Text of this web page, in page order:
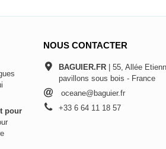
pour
NOUS CONTACTER
BAGUIER.FR| 55, Allée
pavillons sous bois - France
oceane@baguier.fr
+33 6 64 11 18 57